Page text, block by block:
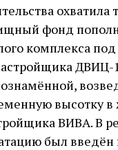
фонд
комплекса
высотку
ВИВА. В
был